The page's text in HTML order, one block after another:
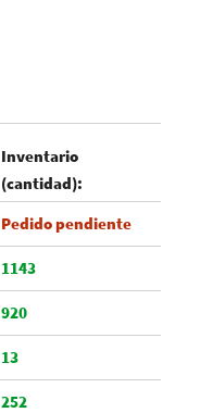
Inventario
(cantidad):
Pedido pendiente
1143
920
13
252